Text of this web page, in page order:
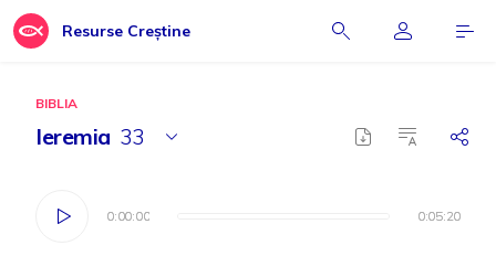
Resurse Creștine
BIBLIA
Ieremia 33
0:00:00 0:05:20
0:00:00 0:05:20